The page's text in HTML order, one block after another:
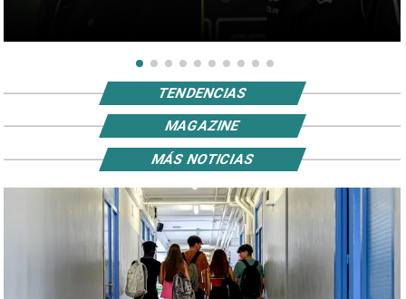
TENDENCIAS
MAGAZINE
MÁS NOTICIAS